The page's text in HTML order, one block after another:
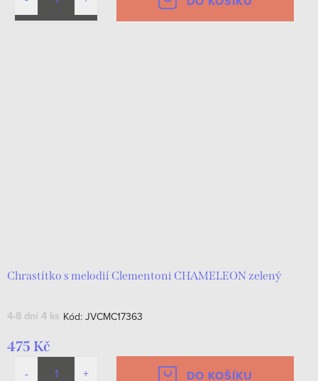
Chrastítko s melodií Clementoni CHAMELEON zelený
4-8 dní 4 ks Kód: JVCMC17363
475 Kč
DO KOŠÍKU